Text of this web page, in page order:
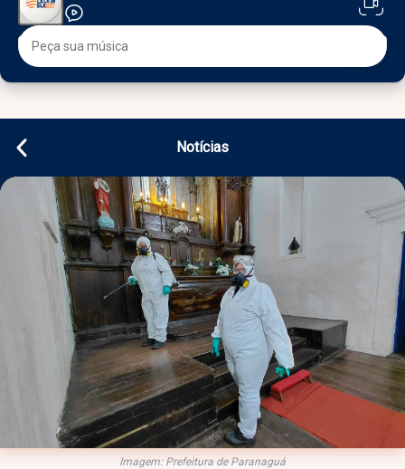
Notícias
Imagem: Prefeitura de Paranaguá